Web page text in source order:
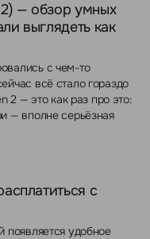
— обзор умных
выглядеть как
с чем-то
всё стало гораздо
2 — это как раз про это:
— вполне серьёзная
с
появляется удобное